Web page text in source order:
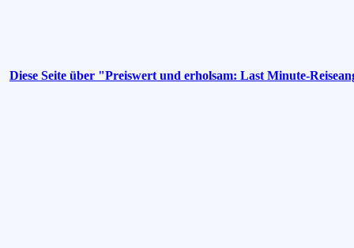
Diese Seite über "Preiswert und erholsam: Last Minute-